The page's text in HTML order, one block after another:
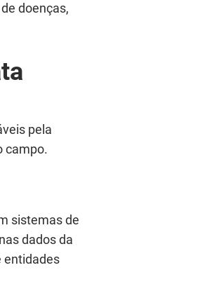
doenças,
pela
campo.
sistemas de
dados da
entidades